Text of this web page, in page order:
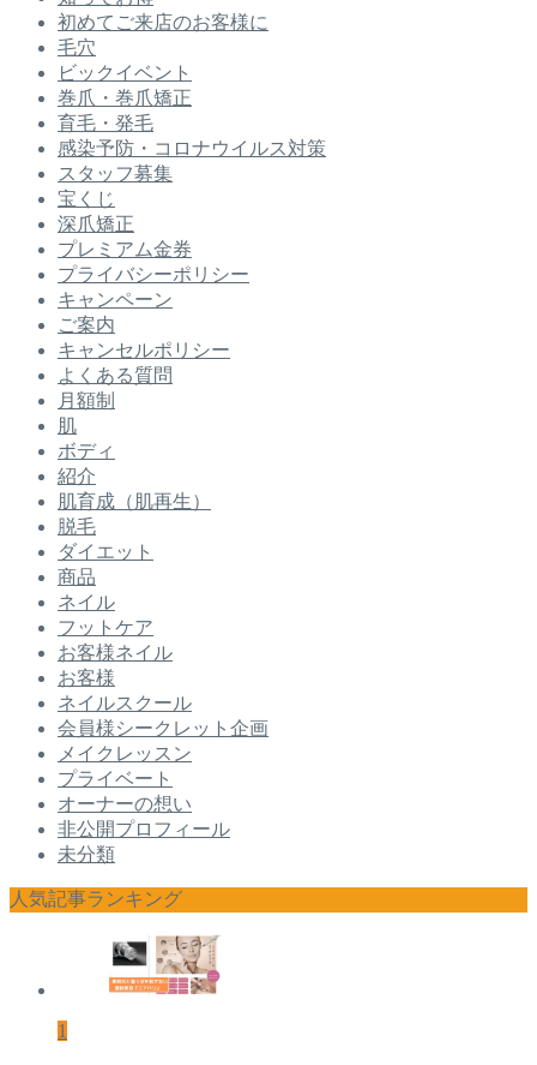
初めてご来店のお客様に
毛穴
ビックイベント
巻爪・巻爪矯正
育毛・発毛
感染予防・コロナウイルス対策
スタッフ募集
宝くじ
深爪矯正
プレミアム金券
プライバシーポリシー
キャンペーン
ご案内
キャンセルポリシー
よくある質問
月額制
肌
ボディ
紹介
肌育成（肌再生）
脱毛
ダイエット
商品
ネイル
フットケア
お客様ネイル
お客様
ネイルスクール
会員様シークレット企画
メイクレッスン
プライベート
オーナーの想い
非公開プロフィール
未分類
人気記事ランキング
1